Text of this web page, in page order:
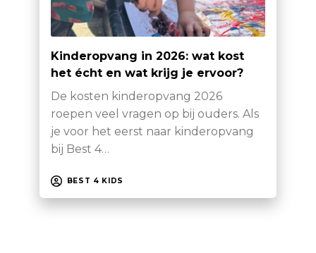
Kinderopvang in 2026: wat kost
het écht en wat krijg je ervoor?
De kosten kinderopvang 2026
roepen veel vragen op bij ouders. Als
je voor het eerst naar kinderopvang
bij Best 4…
BEST 4 KIDS